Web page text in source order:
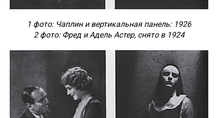
1 фото: Чаплин и вертикальная панель: 1926
2 фото: Фред и Адель Астер, снято в 1924